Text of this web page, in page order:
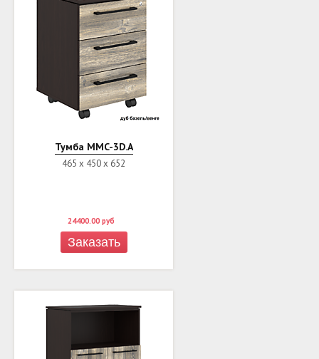
Тумба MMC-3D.A
465 х 450 х 652
24400.00 руб
Заказать